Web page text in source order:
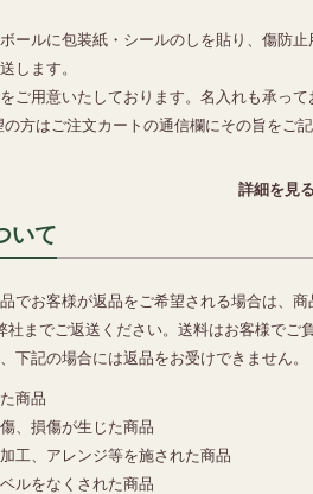
ールに包装紙・シールのしを貼り、傷防止
します。
ご用意いたしております。名入れも承って
の方はご注文カートの通信欄にその旨をご記
詳細を見
いて
でお客様が返品をご希望される場合は、商
社までご返送ください。送料はお客様でご負
下記の場合には返品をお受けできません。
商品
、損傷が生じた商品
工、アレンジ等を施された商品
ルをなくされた商品